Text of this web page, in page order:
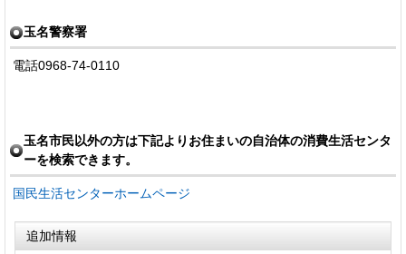
玉名警察署
電話0968-74-0110
玉名市民以外の方は下記よりお住まいの自治体の消費生活センタ
ーを検索できます。
国民生活センターホームページ
追加情報